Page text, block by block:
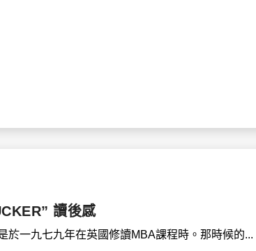
讀後感
於一九七九年在英國修讀MBA課程時。那時候的...